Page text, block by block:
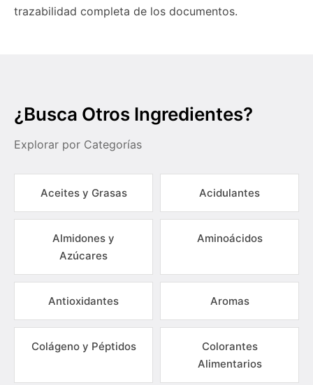
trazabilidad completa de los documentos.
¿Busca Otros Ingredientes?
Explorar por Categorías
Aceites y Grasas Acidulantes
Almidones y
Azúcares
Aminoácidos
Antioxidantes Aromas
Colágeno y Péptidos
Colorantes
Alimentarios